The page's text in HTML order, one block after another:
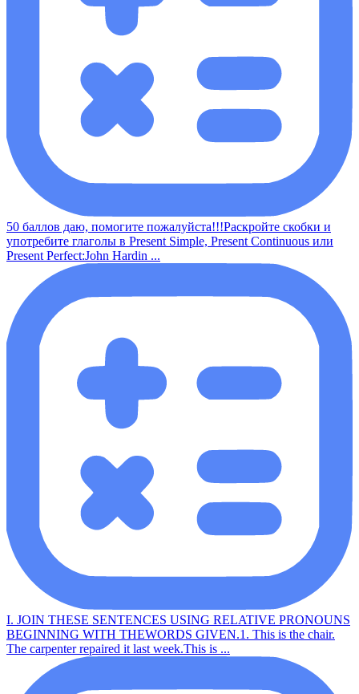
50 баллов даю, помогите пожалуйста!!!Раскройте скобки и
употребите глаголы в Present Simple, Present Continuous или
Present Perfect:John Hardin ...
I. JOIN THESE SENTENCES USING RELATIVE PRONOUNS
BEGINNING WITH THEWORDS GIVEN.1. This is the chair.
The carpenter repaired it last week.This is ...